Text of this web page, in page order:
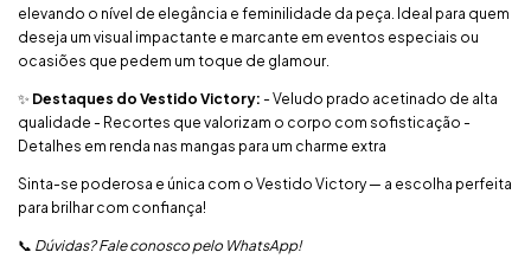
elevando o nível de elegância e feminilidade da peça. Ideal para quem
deseja um visual impactante e marcante em eventos especiais ou
ocasiões que pedem um toque de glamour.
✨ Destaques do Vestido Victory: - Veludo prado acetinado de alta
qualidade - Recortes que valorizam o corpo com sofisticação -
Detalhes em renda nas mangas para um charme extra
Sinta-se poderosa e única com o Vestido Victory — a escolha perfeita
para brilhar com confiança!
📞 Dúvidas? Fale conosco pelo WhatsApp!